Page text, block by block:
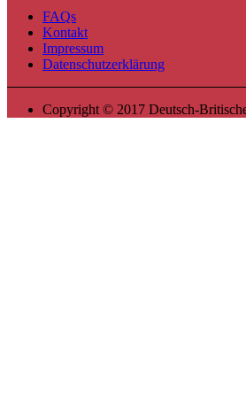
FAQs
Kontakt
Impressum
Datenschutzerklärung
Copyright © 2017 Deutsch-